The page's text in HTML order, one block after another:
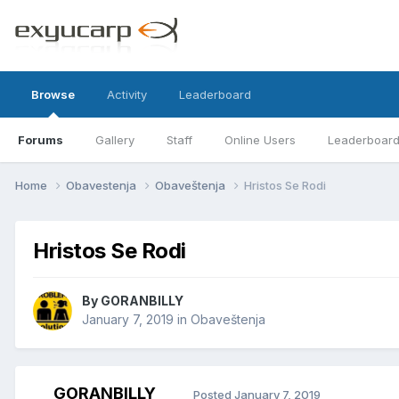
Browse
Forums Gallery Staff Online Users Leaderboard
Activity Leaderboard
Home Obavestenja Obaveštenja Hristos Se Rodi
Hristos Se Rodi
By GORANBILLY
January 7, 2019 in Obaveštenja
GORANBILLY Posted January 7, 2019